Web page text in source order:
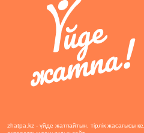
zhatpa.kz - үйде жатпайтын, тірлік жасағысы